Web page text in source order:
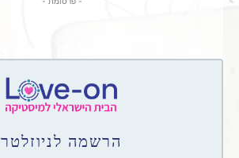
הרשמה לניוזלטר